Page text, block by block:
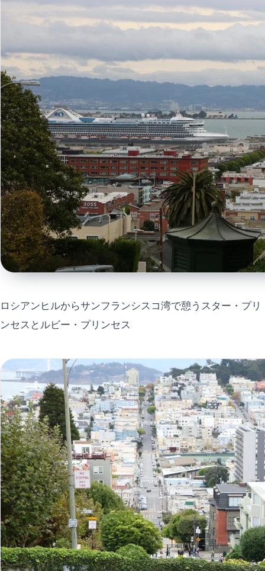
ロシアンヒルからサンフランシスコ湾で憩うスター・プリ
ンセスとルビー・プリンセス